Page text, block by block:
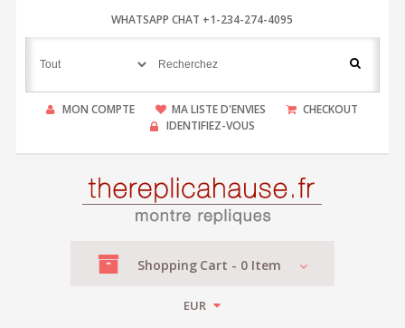
WHATSAPP CHAT +1-234-274-4095
MON COMPTE MA LISTE D'ENVIES
CHECKOUT
IDENTIFIEZ-VOUS
Shopping Cart - 0Item
EUR